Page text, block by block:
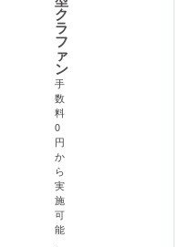
ク
ラ
フ
ァ
ン
手
数
料
0
円
か
ら
実
施
可
能